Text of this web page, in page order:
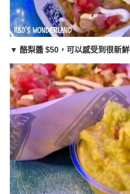
▼ 酪梨醬 $50，可以感受到很新